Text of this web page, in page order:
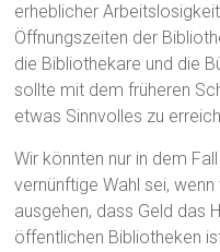
erheblicher
Öffnungszeiten der
die Bibliothekare und die
sollte mit dem früheren
etwas Sinnvolles zu
Wir könnten nur in dem
vernünftige Wahl sei,
ausgehen, dass Geld das
öffentlichen Bibliotheken